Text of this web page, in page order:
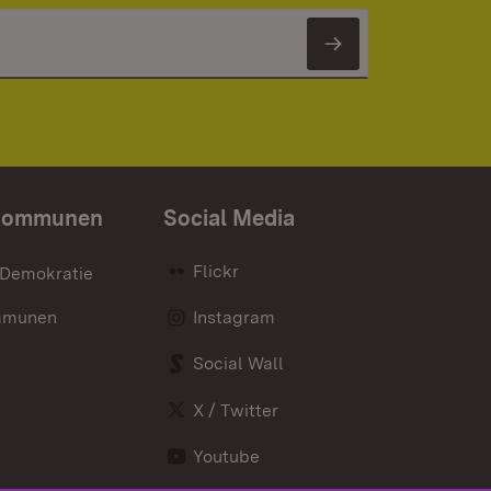
Newsletter
Social Media
Flickr
Instagram
Social Wall
X / Twitter
Youtube